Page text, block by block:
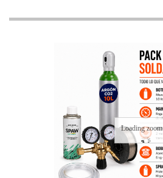
Loading zoom